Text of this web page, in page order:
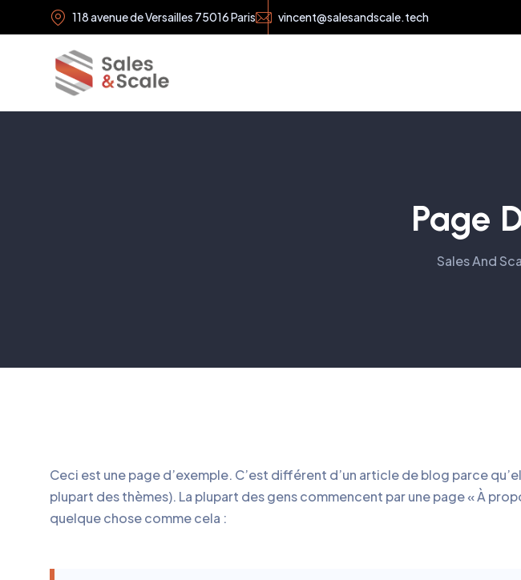
118 avenue de Versailles 75016 Paris vincent@salesandscale.tech
Page
Sales And
Ceci est une page d’exemple. C’est différent d’un article de blog parce
plupart des thèmes). La plupart des gens commencent par une page « À
quelque chose comme cela :